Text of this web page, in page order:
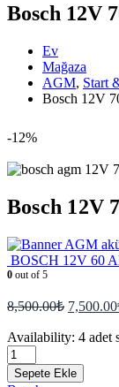
Bosch 12V
Ev
Mağaza
AGM, Start
Bosch 12V
-12%
Bosch 12V
BOSCH 12V 60
0 out of 5
8,500.00₺ 7,500.00
Availability: 4 adet
Sepete Ekle